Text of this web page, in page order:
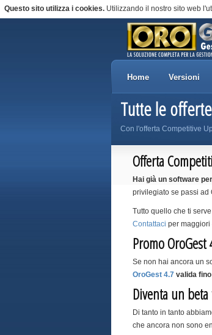
Questo sito utilizza i cookies.Utilizzando il nostro sito web
Home Versioni
Tutte le
Con l'offerta Competitive
Offerta
Hai già un software
privilegiato se passi ad
Tutto quello che ti
Contattaci per maggiori
Promo OroGest
Se non hai ancora un
OroGest 4.7 valida
Diventa un
Di tanto in tanto
che ancora non sono